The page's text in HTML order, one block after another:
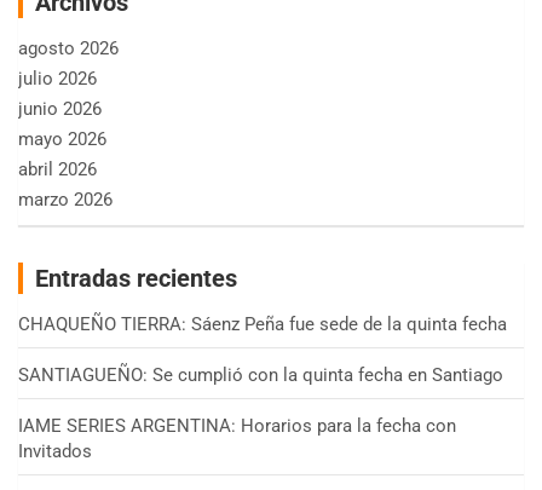
agosto 2026
julio 2026
junio 2026
mayo 2026
abril 2026
marzo 2026
Entradas recientes
CHAQUEÑO TIERRA: Sáenz Peña fue sede de la quinta fecha
SANTIAGUEÑO: Se cumplió con la quinta fecha en Santiago
IAME SERIES ARGENTINA: Horarios para la fecha con
Invitados